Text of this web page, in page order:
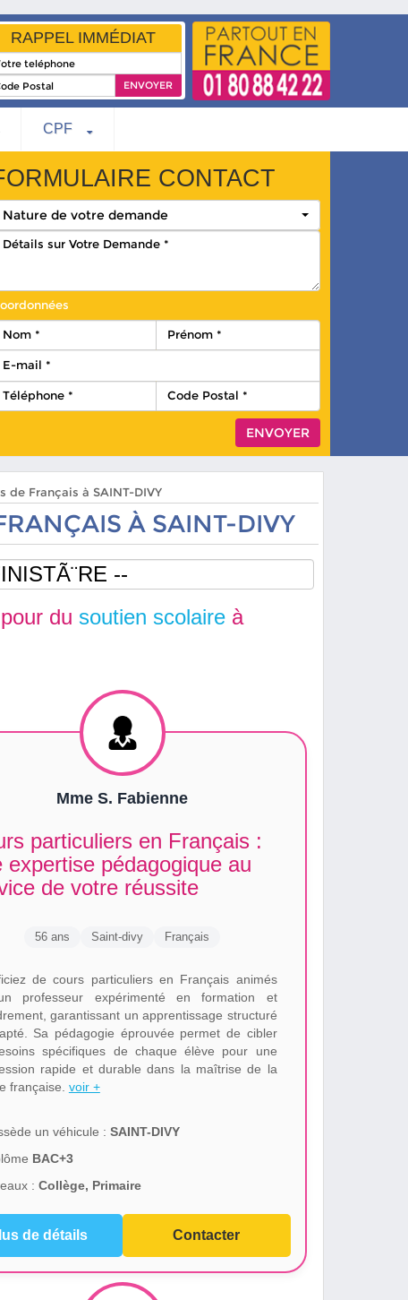
RAPPEL IMMÉDIAT
CPF
CONTACT
Nature de votre demande
de Français à SAINT-DIVY
À SAINT-DIVY
pour du soutien scolaire à
Mme S. Fabienne
particuliers en Français :
expertise pédagogique au
de votre réussite
56 ans Saint-divy Français
de cours particuliers en Français animés
professeur expérimenté en formation et
garantissant un apprentissage structuré
Sa pédagogie éprouvée permet de cibler
spécifiques de chaque élève pour une
rapide et durable dans la maîtrise de la
française. voir +
un véhicule : SAINT-DIVY
BAC+3
: Collège, Primaire
de détails Contacter